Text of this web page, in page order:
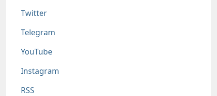
Twitter
Telegram
YouTube
Instagram
RSS